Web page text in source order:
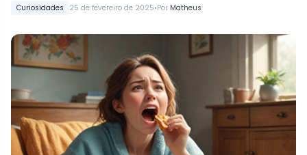
Curiosidades 25 de fevereiro de 2025•Por Matheus